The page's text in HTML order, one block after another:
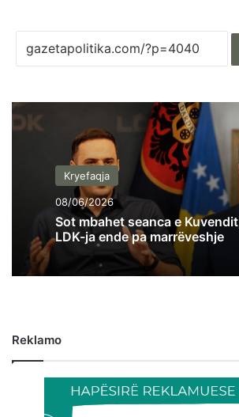
Kryefaqja
08/06/2026
Sot mbahet seanca e
LDK-ja ende pa marrëveshje
Reklamo